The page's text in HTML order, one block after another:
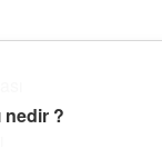
nedir ?